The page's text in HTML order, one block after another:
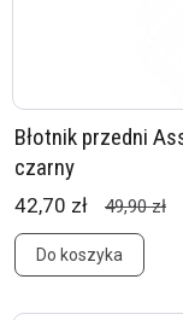
Błotnik przedni
czarny
42,70 zł 49,90 zł
Do koszyka